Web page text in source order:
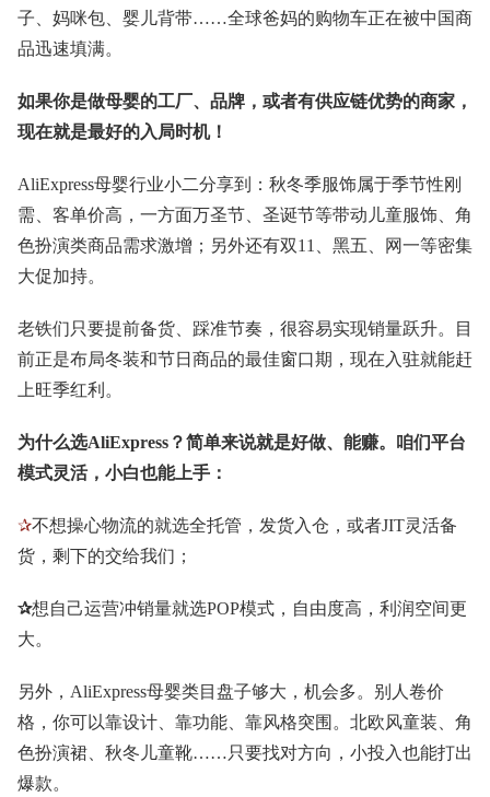
子、妈咪包、婴儿背带……全球爸妈的购物车正在被中国商
品迅速填满。
如果你是做母婴的工厂、品牌，或者有供应链优势的商家，
现在就是最好的入局时机！
AliExpress母婴行业小二分享到：秋冬季服饰属于季节性刚
需、客单价高，一方面万圣节、圣诞节等带动儿童服饰、角
色扮演类商品需求激增；另外还有双11、黑五、网一等密集
大促加持。
老铁们只要提前备货、踩准节奏，很容易实现销量跃升。目
前正是布局冬装和节日商品的最佳窗口期，现在入驻就能赶
上旺季红利。
为什么选AliExpress？简单来说就是好做、能赚。咱们平台
模式灵活，小白也能上手：
✰不想操心物流的就选全托管，发货入仓，或者JIT灵活备
货，剩下的交给我们；
✰想自己运营冲销量就选POP模式，自由度高，利润空间更
大。
另外，AliExpress母婴类目盘子够大，机会多。别人卷价
格，你可以靠设计、靠功能、靠风格突围。北欧风童装、角
色扮演裙、秋冬儿童靴……只要找对方向，小投入也能打出
爆款。